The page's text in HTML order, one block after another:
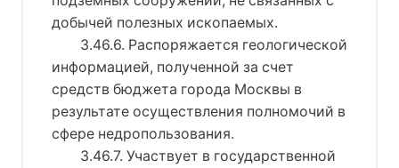
добычей полезных ископаемых.
3.46.6. Распоряжается геологической
информацией, полученной за счет
средств бюджета города Москвы в
результате осуществления полномочий в
сфере недропользования.
3.46.7. Участвует в государственной